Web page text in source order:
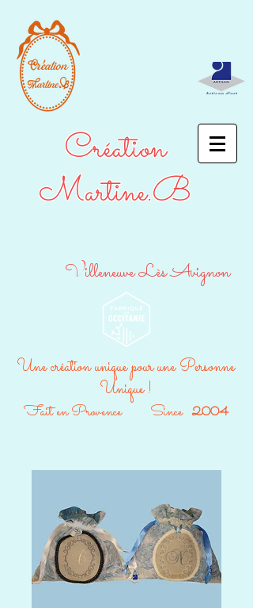
Création
Martine.B
Villeneuve Lès Avignon
Une création unique pour une Personne
Unique !
Fait en Provence Since 2004